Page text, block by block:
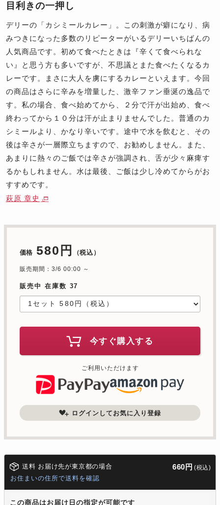
目利きの一押し
デリーの「カシミールカレー」。この刺激が癖になり、病
みつきになった多数のリピーターがいるデリーいちばんの
人気商品です。初めて食べたときは『辛くて食べられな
い』と思う方も多いですが、不思議とまた食べたくなるカ
レーです。まさに大人を虜にするカレーといえます。今回
の商品はさらに辛みを増量した、激辛ファン垂涎の逸品で
す。私の場合、食べ始めてから、２分で汗が出始め、食べ
終わってから１０分は汗が止まりませんでした。普通のカ
シミールより、かなり辛いです。途中で水を飲むと、その
後は辛さが一層際立ちますので、お勧めしません。また、
あまりに熱々のご飯では辛さが強調され、舌が少々麻痺す
るかもしれません。水は最後、ご飯は少し冷めてからがお
すすめです。
萩原 章史
価格 580円 （税込）
販売期間：3/6 00:00 ～
販売中 在庫数 37
今すぐ購入する
ご利用いただけます
ログインしてお気に入り登録
送料 お届け先が東京都の場合 660円 (税込)
お住まいの住所で送料を確認
この商品はお届け日の指定が可能です